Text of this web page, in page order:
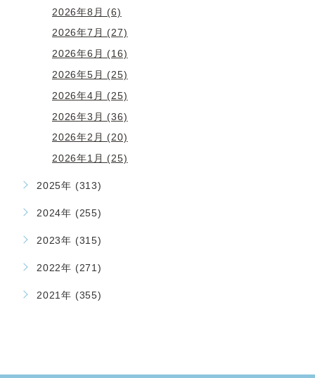
2026年8月 (6)
2026年7月 (27)
2026年6月 (16)
2026年5月 (25)
2026年4月 (25)
2026年3月 (36)
2026年2月 (20)
2026年1月 (25)
2025年 (313)
2024年 (255)
2023年 (315)
2022年 (271)
2021年 (355)